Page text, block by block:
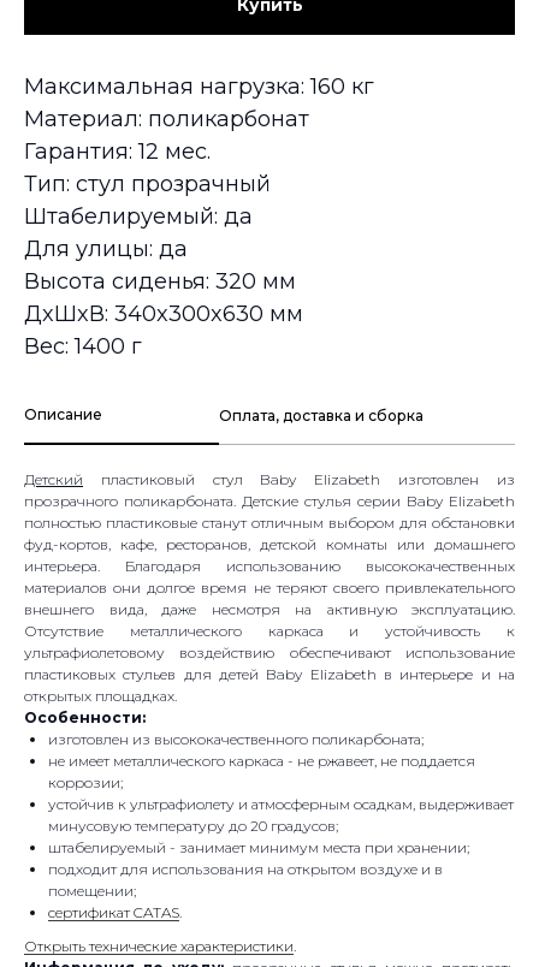
Купить
Максимальная нагрузка: 160 кг
Материал: поликарбонат
Гарантия: 12 мес.
Тип: стул прозрачный
Штабелируемый: да
Для улицы: да
Высота сиденья: 320 мм
ДxШxВ: 340x300x630 мм
Вес: 1400 г
Описание Оплата, доставка и сборка
Детский пластиковый стул Baby Elizabeth изготовлен из
прозрачного поликарбоната. Детские стулья серии Baby Elizabeth
полностью пластиковые станут отличным выбором для обстановки
фуд-кортов, кафе, ресторанов, детской комнаты или домашнего
интерьера. Благодаря использованию высококачественных
материалов они долгое время не теряют своего привлекательного
внешнего вида, даже несмотря на активную эксплуатацию.
Отсутствие металлического каркаса и устойчивость к
ультрафиолетовому воздействию обеспечивают использование
пластиковых стульев для детей Baby Elizabeth в интерьере и на
открытых площадках.
Особенности:
изготовлен из высококачественного поликарбоната;
не имеет металлического каркаса - не ржавеет, не поддается
коррозии;
устойчив к ультрафиолету и атмосферным осадкам, выдерживает
минусовую температуру до 20 градусов;
штабелируемый - занимает минимум места при хранении;
подходит для использования на открытом воздухе и в
помещении;
сертификат CATAS.
Открыть технические характеристики.